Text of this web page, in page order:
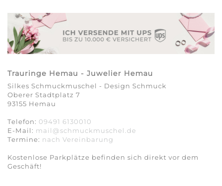
Trauringe Hemau - Juwelier Hemau
Silkes Schmuckmuschel - Design Schmuck
Oberer Stadtplatz 7
93155 Hemau
Telefon: 09491 6130010
E-Mail: mail@schmuckmuschel.de
Termine: nach Vereinbarung​​​​​​​
Kostenlose Parkplätze befinden sich direkt vor dem
Geschäft!